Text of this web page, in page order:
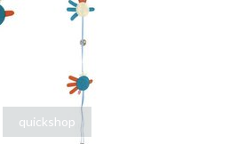
quickshop